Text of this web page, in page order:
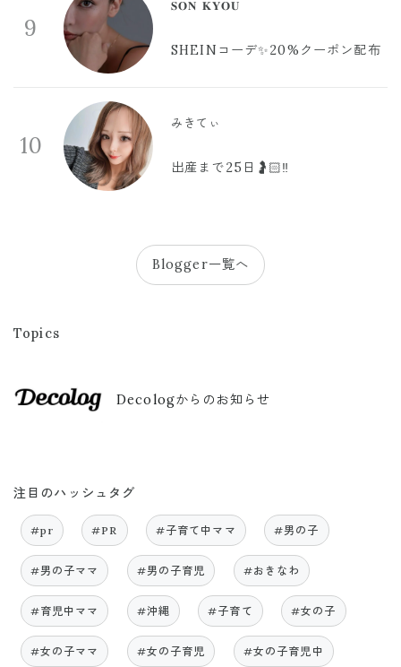
9
𝐒𝐎𝐍 𝐊𝐘𝐎𝐔
SHEINコーデ✨20%クーポン配布
10
みきてぃ
出産まで25日🤰🏻‼️
Blogger一覧へ
Topics
Decologからのお知らせ
注目のハッシュタグ
#pr #PR #子育て中ママ #男の子
#男の子ママ #男の子育児 #おきなわ
#育児中ママ #沖縄 #子育て #女の子
#女の子ママ #女の子育児 #女の子育児中